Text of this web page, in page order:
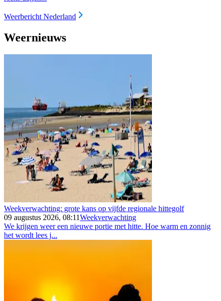
Weerbericht Nederland
Weernieuws
Weekverwachting: grote kans op vijfde regionale hittegolf
09 augustus 2026, 08:11Weekverwachting
We krijgen weer een nieuwe portie met hitte. Hoe warm en zonnig
het wordt lees j...